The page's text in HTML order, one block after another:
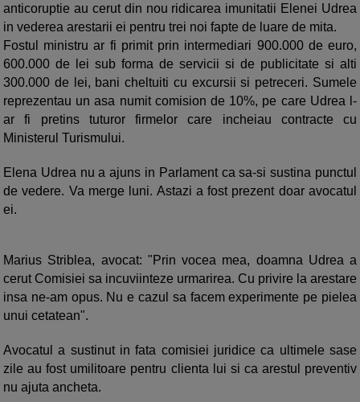
anticoruptie au cerut din nou ridicarea imunitatii Elenei Udrea
in vederea arestarii ei pentru trei noi fapte de luare de mita.
Fostul ministru ar fi primit prin intermediari 900.000 de euro,
600.000 de lei sub forma de servicii si de publicitate si alti
300.000 de lei, bani cheltuiti cu excursii si petreceri. Sumele
reprezentau un asa numit comision de 10%, pe care Udrea l-
ar fi pretins tuturor firmelor care incheiau contracte cu
Ministerul Turismului.
Elena Udrea nu a ajuns in Parlament ca sa-si sustina punctul
de vedere. Va merge luni. Astazi a fost prezent doar avocatul
ei.
Marius Striblea, avocat: "Prin vocea mea, doamna Udrea a
cerut Comisiei sa incuviinteze urmarirea. Cu privire la arestare
insa ne-am opus. Nu e cazul sa facem experimente pe pielea
unui cetatean".
Avocatul a sustinut in fata comisiei juridice ca ultimele sase
zile au fost umilitoare pentru clienta lui si ca arestul preventiv
nu ajuta ancheta.